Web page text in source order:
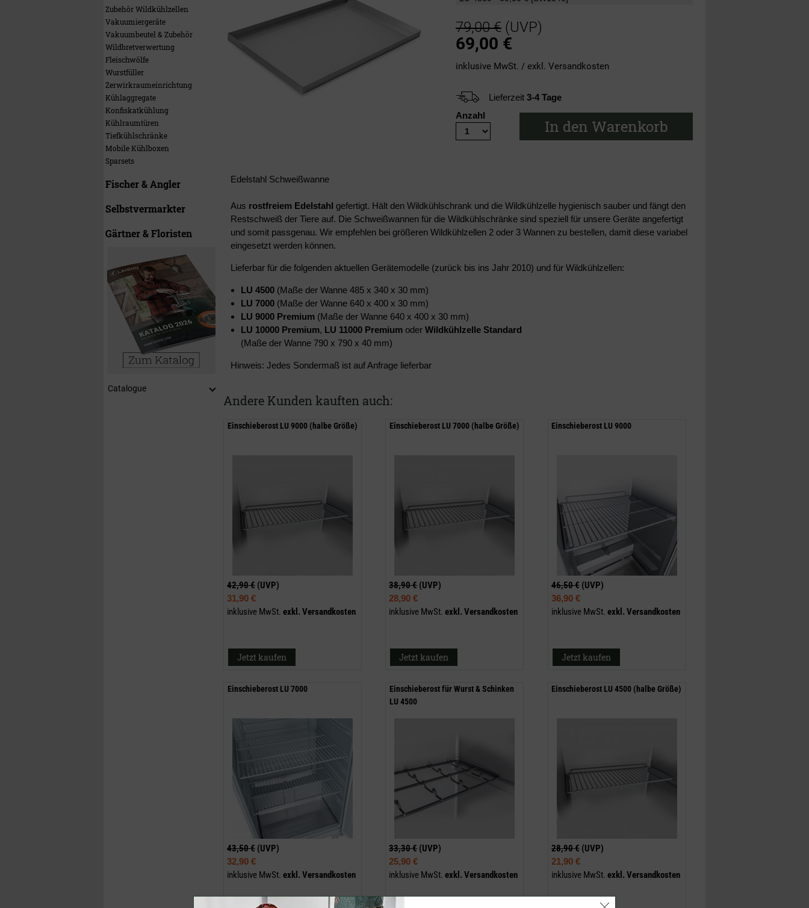
Zubehör Wildkühlzellen
Vakuumiergeräte
Vakuumbeutel & Zubehör
Wildbretverwertung
Fleischwölfe
Wurstfüller
Zerwirkraumeinrichtung
Kühlaggregate
Konfiskatkühlung
Kühlraumtüren
Tiefkühlschränke
Mobile Kühlboxen
Sparsets
Fischer & Angler
Selbstvermarkter
Gärtner & Floristen
Catalogue
79,00 € (UVP)
69,00 €
inklusive MwSt. / exkl. Versandkosten
Lieferzeit 3-4 Tage
Anzahl
In den Warenkorb
Edelstahl Schweißwanne
Aus rostfreiem Edelstahl gefertigt. Hält den Wildkühlschrank und die Wildkühlzelle hygienisch sauber und fängt den
Restschweiß der Tiere auf. Die Schweißwannen für die Wildkühlschränke sind speziell für unsere Geräte angefertigt
und somit passgenau. Wir empfehlen bei größeren Wildkühlzellen 2 oder 3 Wannen zu bestellen, damit diese variabel
eingesetzt werden können.
Lieferbar für die folgenden aktuellen Gerätemodelle (zurück bis ins Jahr 2010) und für Wildkühlzellen:
LU 4500 (Maße der Wanne 485 x 340 x 30 mm)
LU 7000 (Maße der Wanne 640 x 400 x 30 mm)
LU 9000 Premium (Maße der Wanne 640 x 400 x 30 mm)
LU 10000 Premium, LU 11000 Premium oder Wildkühlzelle Standard
(Maße der Wanne 790 x 790 x 40 mm)
Hinweis: Jedes Sondermaß ist auf Anfrage lieferbar
Andere Kunden kauften auch:
Einschieberost LU 9000 (halbe Größe)
42,90 € (UVP)
31,90 €
inklusive MwSt. exkl. Versandkosten
Jetzt kaufen
Einschieberost LU 7000 (halbe Größe)
38,90 € (UVP)
28,90 €
inklusive MwSt. exkl.Versandkosten
Jetzt kaufen
Einschieberost LU 9000
46,50 € (UVP)
36,90 €
inklusive MwSt. exkl. Versandkosten
Jetzt kaufen
Einschieberost LU 7000
43,50 € (UVP)
32,90 €
inklusive MwSt. exkl. Versandkosten
Einschieberost für Wurst & Schinken
LU 4500
33,30 € (UVP)
25,90 €
inklusive MwSt. exkl.Versandkosten
Einschieberost LU 4500 (halbe Größe)
28,90 € (UVP)
21,90 €
inklusive MwSt. exkl. Versandkosten